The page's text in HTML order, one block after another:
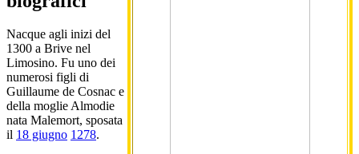
Nacque agli inizi del
1300 a Brive nel
Limosino. Fu uno dei
numerosi figli di
Guillaume de Cosnac e
della moglie Almodie
nata Malemort, sposata
il 18 giugno 1278.